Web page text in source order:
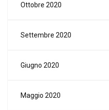
Ottobre 2020
Settembre 2020
Giugno 2020
Maggio 2020